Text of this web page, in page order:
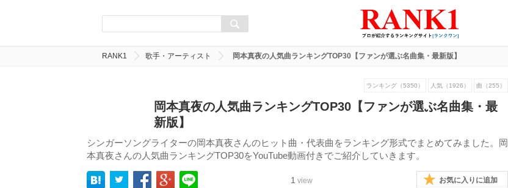
RANK1 歌手・アーティスト 岡本真夜の人気曲ランキングTOP30【ファンが選ぶ名曲集・最新版】
ランキング（5350） 人気（1926） 曲（255）
岡本真夜の人気曲ランキングTOP30【ファンが選ぶ名曲集・最
新版】
シンガーソングライターの岡本真夜さんのヒット曲・代表曲をランキング形式でまとめてみました。岡
本真夜さんの人気曲ランキングTOP30をYouTube動画付きでご紹介していきます。
1 view お気に入りに追加